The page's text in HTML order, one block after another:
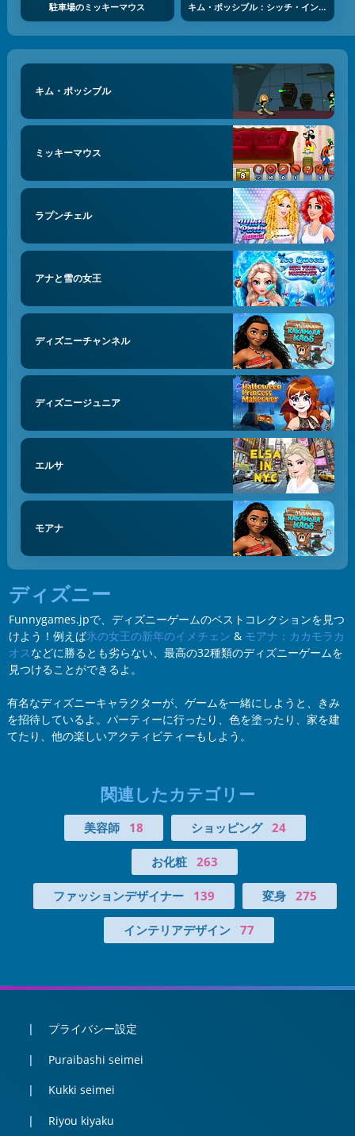
駐車場のミッキーマウス キム・ポッシブル：シッチ・イン・タイム1
キム・ポッシブル
ミッキーマウス
ラプンチェル
アナと雪の女王
ディズニーチャンネル
ディズニージュニア
エルサ
モアナ
ディズニー
Funnygames.jpで、ディズニーゲームのベストコレクションを見つ
けよう！例えば氷の女王の新年のイメチェン & モアナ：カカモラカ
オス などに勝るとも劣らない、最高の32種類のディズニーゲームを
見つけることができるよ。
有名なディズニーキャラクターが、ゲームを一緒にしようと、きみ
を招待しているよ。パーティーに行ったり、色を塗ったり、家を建
てたり、他の楽しいアクティビティーもしよう。
関連したカテゴリー
美容師 18 ショッピング 24
お化粧 263
ファッションデザイナー 139 変身 275
インテリアデザイン 77
プライバシー設定
Puraibashi seimei
Kukki seimei
Riyou kiyaku